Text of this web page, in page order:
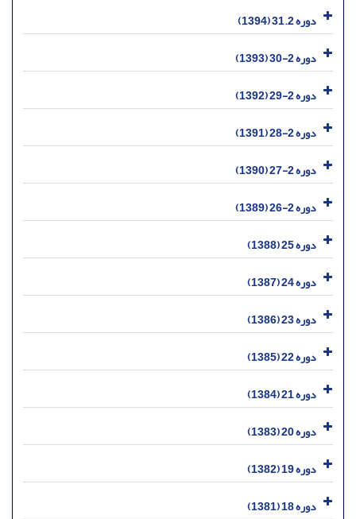
دوره 31.2 (1394)
دوره 2-30 (1393)
دوره 2-29 (1392)
دوره 2-28 (1391)
دوره 2-27 (1390)
دوره 2-26 (1389)
دوره 25 (1388)
دوره 24 (1387)
دوره 23 (1386)
دوره 22 (1385)
دوره 21 (1384)
دوره 20 (1383)
دوره 19 (1382)
دوره 18 (1381)